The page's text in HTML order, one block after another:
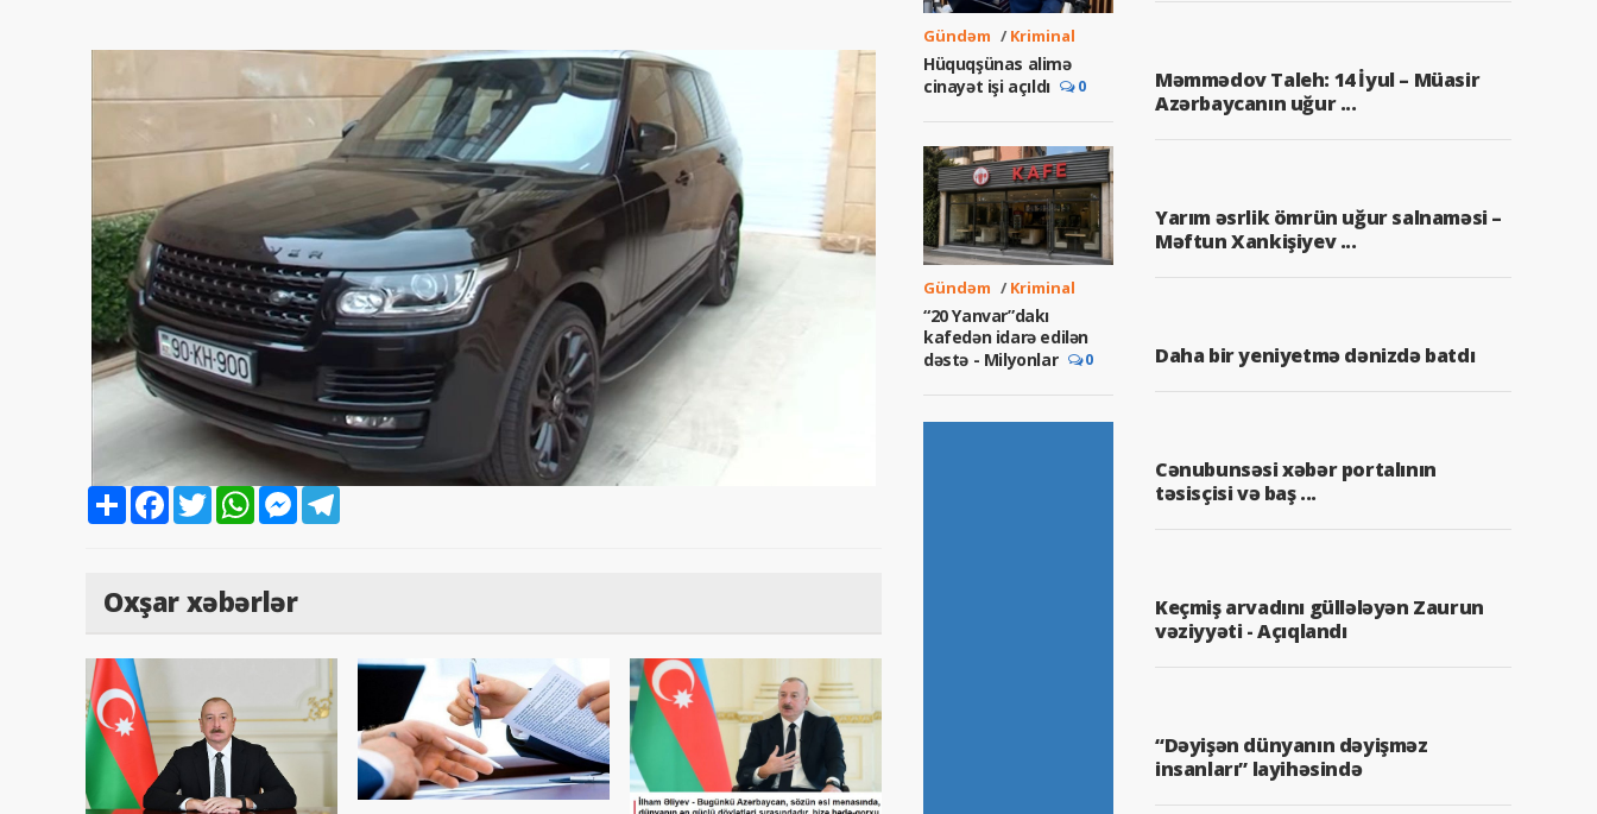
Share FacebookTwitterWhatsAppMessenger
Oxşar xəbərlər
Gündəm / Kriminal
Hüquqşünas alimə
cinayət işi açıldı
0
Gündəm / Kriminal
“20 Yanvar”dakı
kafedən idarə edilən
dəstə - Milyonlar
0
Məmmədov Taleh: 14 İyul – Müasir
Azərbaycanın uğur ...
Yarım əsrlik ömrün uğur salnaməsi –
Məftun Xankişiyev ...
Daha bir yeniyetmə dənizdə batdı
Cənubunsəsi xəbər portalının
təsisçisi və baş ...
Keçmiş arvadını güllələyən Zaurun
vəziyyəti - Açıqlandı
“Dəyişən dünyanın dəyişməz
insanları” layihəsində